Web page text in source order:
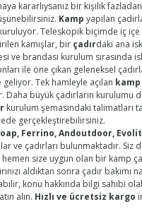
kararlıysanız bir kişilik
Kamp yapılan
Teleskopik biçimde iç içe
kamışlar, bir çadırdaki ana
ve brandası kurulum sırasında
ile öne çıkan geleneksel
Tek hamleyle açılan kamp
Daha büyük çadırların kurulumu
kurulum şemasındaki talimatları
gerçekleştirebilirsiniz.
Ferrino, Andoutdoor,
ve çadırları bulunmaktadır. Siz
hemen size uygun olan bir kamp
aldıktan sonra çadır bakımı
konu hakkında bilgi sahibi
alın. Hızlı ve ücretsiz kargo